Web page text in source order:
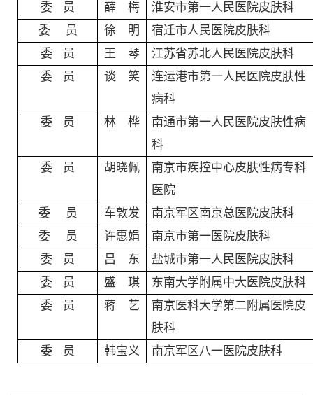
委
员 薛 梅
淮安市第一人民医院皮肤科
委
员 徐 明
宿迁市人民医院皮肤科
委
员 王 琴
江苏省苏北人民医院皮肤科
委
员 谈 笑
连运港市第一人民医院皮肤性
病科
委
员 林 桦
南通市第一人民医院皮肤性病
科
委
员 胡晓佩
南京市疾控中心皮肤性病专科
医院
委
员 车敦发
南京军区南京总医院皮肤科
委
员 许惠娟
南京市第一医院皮肤科
委
员 吕 东
盐城市第一人民医院皮肤科
委
员 盛 琪
东南大学附属中大医院皮肤科
委
员 蒋 艺
南京医科大学第二附属医院皮
肤科
委
员 韩宝义 南京军区八一医院皮肤科